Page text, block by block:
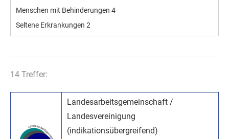
Menschen mit Behinderungen 4
Seltene Erkrankungen 2
14 Treffer:
Landesarbeitsgemeinschaft /
Landesvereinigung
(indikationsübergreifend)